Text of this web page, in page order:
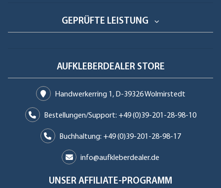
GEPRÜFTE LEISTUNG
AUFKLEBERDEALER STORE
Handwerkerring 1, D-39326 Wolmirstedt
Bestellungen/Support: +49 (0)39-201-28-98-10
Buchhaltung: +49 (0)39-201-28-98-17
info@aufkleberdealer.de
UNSER AFFILIATE-PROGRAMM